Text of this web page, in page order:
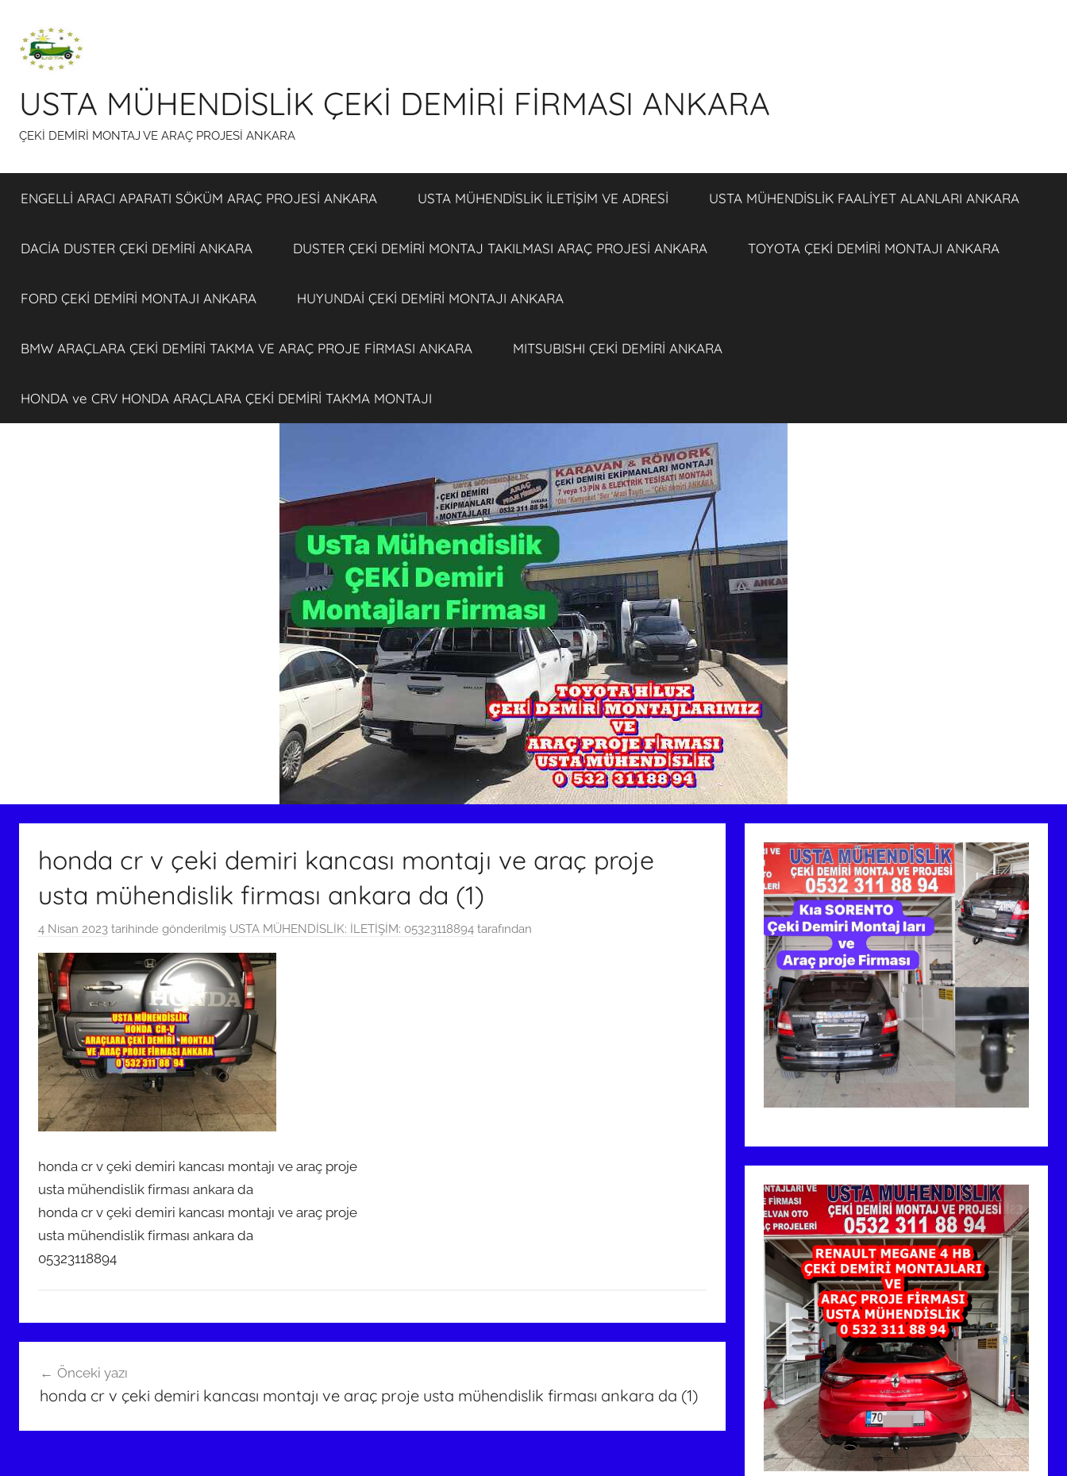
USTA MÜHENDİSLİK ÇEKİ DEMİRİ FİRMASI ANKARA
ÇEKİ DEMİRİ MONTAJ VE ARAÇ PROJESİ ANKARA
ENGELLİ ARACI APARATI SÖKÜM ARAÇ PROJESİ ANKARA USTA MÜHENDİSLİK İLETİŞİM VE ADRESİ USTA MÜHENDİSLİK FAALİYET ALANLARI ANKARA
DACİA DUSTER ÇEKİ DEMİRİ ANKARA DUSTER ÇEKİ DEMİRİ MONTAJ TAKILMASI ARAÇ PROJESİ ANKARA TOYOTA ÇEKİ DEMİRİ MONTAJI ANKARA
FORD ÇEKİ DEMİRİ MONTAJI ANKARA HUYUNDAİ ÇEKİ DEMİRİ MONTAJI ANKARA
BMW ARAÇLARA ÇEKİ DEMİRİ TAKMA VE ARAÇ PROJE FİRMASI ANKARA MITSUBISHI ÇEKİ DEMİRİ ANKARA
HONDA ve CRV HONDA ARAÇLARA ÇEKİ DEMİRİ TAKMA MONTAJI
honda cr v çeki demiri kancası montajı ve araç proje
usta mühendislik firması ankara da (1)
4 Nisan 2023 tarihinde gönderilmiş USTA MÜHENDİSLİK: İLETİŞİM: 05323118894 tarafından
honda cr v çeki demiri kancası montajı ve araç proje
usta mühendislik firması ankara da
honda cr v çeki demiri kancası montajı ve araç proje
usta mühendislik firması ankara da
05323118894
gezinmesi
Önceki yazı
honda cr v çeki demiri kancası montajı ve araç proje usta mühendislik firması ankara da (1)